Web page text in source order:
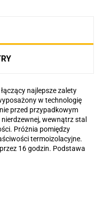
najlepsze zalety
w technologię
przed przypadkowym
wewnątrz stal
Próżnia pomiędzy
termoizolacyjne.
16 godzin. Podstawa